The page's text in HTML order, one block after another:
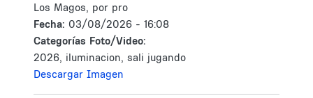
Los Magos, por pro
Fecha: 03/08/2026 - 16:08
Categorías Foto/Video:
2026, iluminacion, sali jugando
Descargar Imagen